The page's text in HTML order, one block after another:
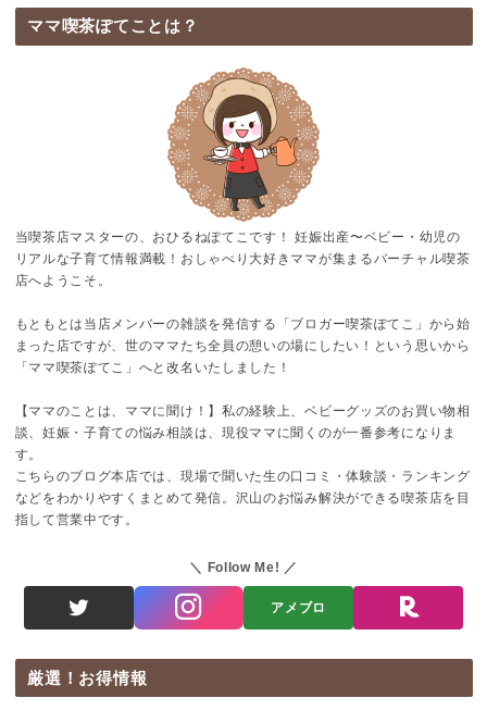
ママ喫茶ぽてことは？
当喫茶店マスターの、おひるねぽてこです！ 妊娠出産〜ベビー・幼児の
リアルな子育て情報満載！おしゃべり大好きママが集まるバーチャル喫茶
店へようこそ。
もともとは当店メンバーの雑談を発信する「ブロガー喫茶ぽてこ」から始
まった店ですが、世のママたち全員の憩いの場にしたい！という思いから
「ママ喫茶ぽてこ」へと改名いたしました！
【ママのことは、ママに聞け！】私の経験上、ベビーグッズのお買い物相
談、妊娠・子育ての悩み相談は、現役ママに聞くのが一番参考になりま
す。
こちらのブログ本店では、現場で聞いた生の口コミ・体験談・ランキング
などをわかりやすくまとめて発信。沢山のお悩み解決ができる喫茶店を目
指して営業中です。
Follow Me!
アメブロ
厳選！お得情報